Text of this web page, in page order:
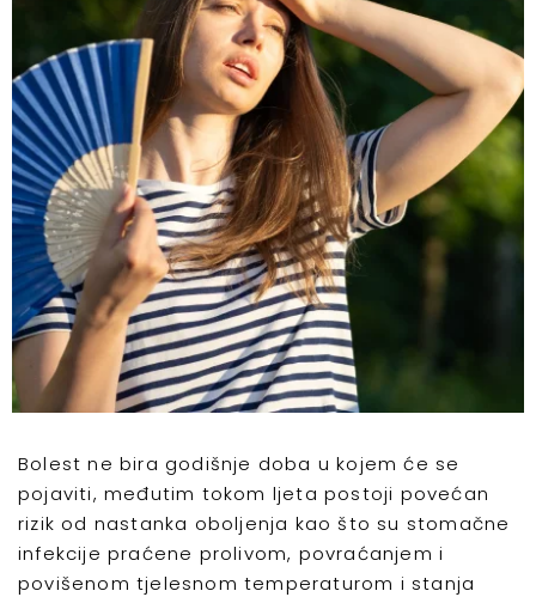
Bolest ne bira godišnje doba u kojem će se
pojaviti, međutim tokom ljeta postoji povećan
rizik od nastanka oboljenja kao što su stomačne
infekcije praćene prolivom, povraćanjem i
povišenom tjelesnom temperaturom i stanja